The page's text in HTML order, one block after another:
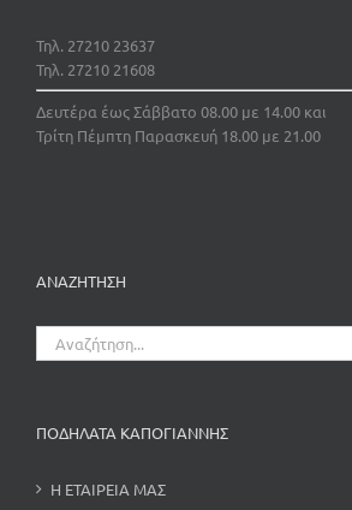
Τηλ. 27210 23637
Τηλ. 27210 21608
Δευτέρα έως Σάββατο 08.00 με 14.00 και
Τρίτη Πέμπτη Παρασκευή 18.00 με 21.00
ΑΝΑΖΗΤΗΣΗ
Αναζήτηση
για:
ΠΟΔΗΛΑΤΑ ΚΑΠΟΓΙΑΝΝΗΣ
Η ΕΤΑΙΡΕΙΑ ΜΑΣ